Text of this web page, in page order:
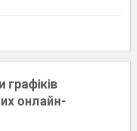
онлайн-